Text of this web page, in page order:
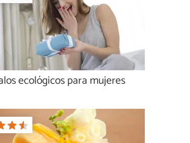
ecológicos para mujeres